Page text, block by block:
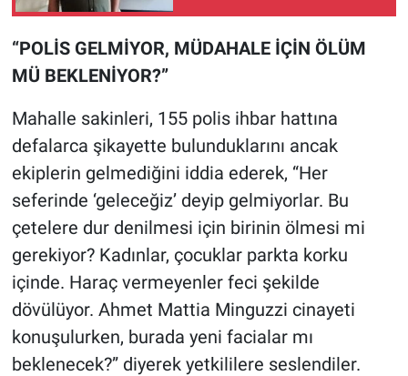
“POLİS GELMİYOR, MÜDAHALE İÇİN ÖLÜM
MÜ BEKLENİYOR?”
Mahalle sakinleri, 155 polis ihbar hattına
defalarca şikayette bulunduklarını ancak
ekiplerin gelmediğini iddia ederek, “Her
seferinde ‘geleceğiz’ deyip gelmiyorlar. Bu
çetelere dur denilmesi için birinin ölmesi mi
gerekiyor? Kadınlar, çocuklar parkta korku
içinde. Haraç vermeyenler feci şekilde
dövülüyor. Ahmet Mattia Minguzzi cinayeti
konuşulurken, burada yeni facialar mı
beklenecek?” diyerek yetkililere seslendiler.